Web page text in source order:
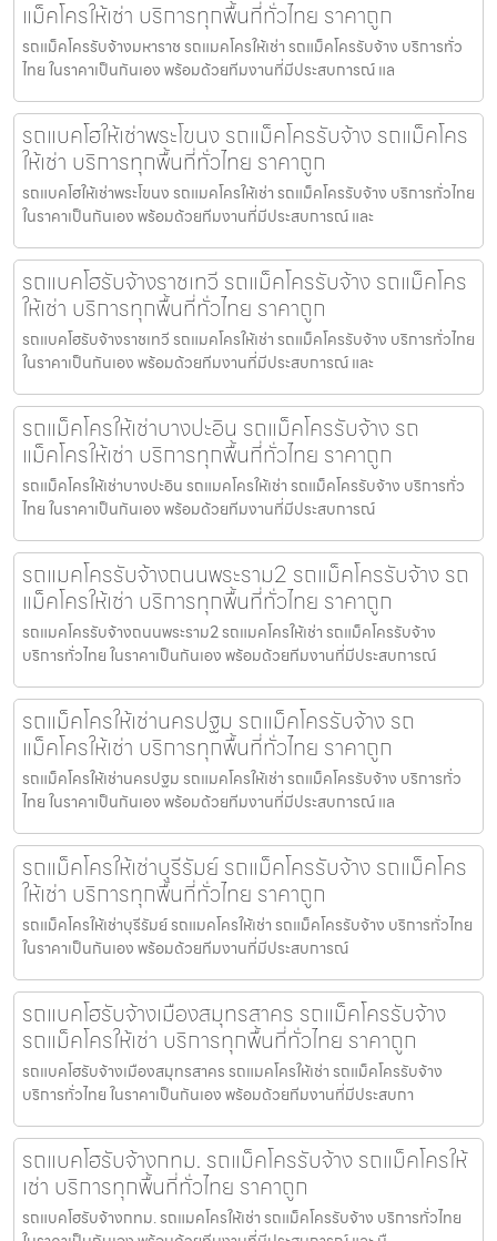
แม็คโครให้เช่า บริการทุกพื้นที่ทั่วไทย ราคาถูก
รถแม็คโครรับจ้างมหาราช รถแมคโครให้เช่า รถแม็คโครรับจ้าง บริการทั่ว
ไทย ในราคาเป็นกันเอง พร้อมด้วยทีมงานที่มีประสบการณ์ แล
รถแบคโฮให้เช่าพระโขนง รถแม็คโครรับจ้าง รถแม็คโคร
ให้เช่า บริการทุกพื้นที่ทั่วไทย ราคาถูก
รถแบคโฮให้เช่าพระโขนง รถแมคโครให้เช่า รถแม็คโครรับจ้าง บริการทั่วไทย
ในราคาเป็นกันเอง พร้อมด้วยทีมงานที่มีประสบการณ์ และ
รถแบคโฮรับจ้างราชเทวี รถแม็คโครรับจ้าง รถแม็คโคร
ให้เช่า บริการทุกพื้นที่ทั่วไทย ราคาถูก
รถแบคโฮรับจ้างราชเทวี รถแมคโครให้เช่า รถแม็คโครรับจ้าง บริการทั่วไทย
ในราคาเป็นกันเอง พร้อมด้วยทีมงานที่มีประสบการณ์ และ
รถแม็คโครให้เช่าบางปะอิน รถแม็คโครรับจ้าง รถ
แม็คโครให้เช่า บริการทุกพื้นที่ทั่วไทย ราคาถูก
รถแม็คโครให้เช่าบางปะอิน รถแมคโครให้เช่า รถแม็คโครรับจ้าง บริการทั่ว
ไทย ในราคาเป็นกันเอง พร้อมด้วยทีมงานที่มีประสบการณ์
รถแมคโครรับจ้างถนนพระราม2 รถแม็คโครรับจ้าง รถ
แม็คโครให้เช่า บริการทุกพื้นที่ทั่วไทย ราคาถูก
รถแมคโครรับจ้างถนนพระราม2 รถแมคโครให้เช่า รถแม็คโครรับจ้าง
บริการทั่วไทย ในราคาเป็นกันเอง พร้อมด้วยทีมงานที่มีประสบการณ์
รถแม็คโครให้เช่านครปฐม รถแม็คโครรับจ้าง รถ
แม็คโครให้เช่า บริการทุกพื้นที่ทั่วไทย ราคาถูก
รถแม็คโครให้เช่านครปฐม รถแมคโครให้เช่า รถแม็คโครรับจ้าง บริการทั่ว
ไทย ในราคาเป็นกันเอง พร้อมด้วยทีมงานที่มีประสบการณ์ แล
รถแม็คโครให้เช่าบุรีรัมย์ รถแม็คโครรับจ้าง รถแม็คโคร
ให้เช่า บริการทุกพื้นที่ทั่วไทย ราคาถูก
รถแม็คโครให้เช่าบุรีรัมย์ รถแมคโครให้เช่า รถแม็คโครรับจ้าง บริการทั่วไทย
ในราคาเป็นกันเอง พร้อมด้วยทีมงานที่มีประสบการณ์
รถแบคโฮรับจ้างเมืองสมุทรสาคร รถแม็คโครรับจ้าง
รถแม็คโครให้เช่า บริการทุกพื้นที่ทั่วไทย ราคาถูก
รถแบคโฮรับจ้างเมืองสมุทรสาคร รถแมคโครให้เช่า รถแม็คโครรับจ้าง
บริการทั่วไทย ในราคาเป็นกันเอง พร้อมด้วยทีมงานที่มีประสบกา
รถแบคโฮรับจ้างกทม. รถแม็คโครรับจ้าง รถแม็คโครให้
เช่า บริการทุกพื้นที่ทั่วไทย ราคาถูก
รถแบคโฮรับจ้างกทม. รถแมคโครให้เช่า รถแม็คโครรับจ้าง บริการทั่วไทย